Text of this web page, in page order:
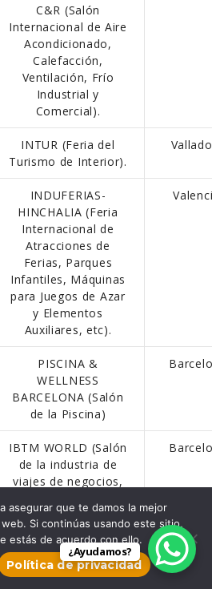
C&R (Salón
Internacional de Aire
Acondicionado,
Calefacción,
Ventilación, Frío
Industrial y
Comercial).
INTUR (Feria del
Turismo de Interior).
INDUFERIAS-
HINCHALIA (Feria
Internacional de
Atracciones de
Ferias, Parques
Infantiles, Máquinas
para Juegos de Azar
y Elementos
Auxiliares, etc).
PISCINA &
WELLNESS
BARCELONA (Salón
de la Piscina)
IBTM WORLD (Salón
de la industria de
viajes de negocios,
incentivos).
¿Ayudamos?
asegurar que te damos la mejor
Si continúas usando este sitio,
estás de acuerdo con ello.
Política de privacidad